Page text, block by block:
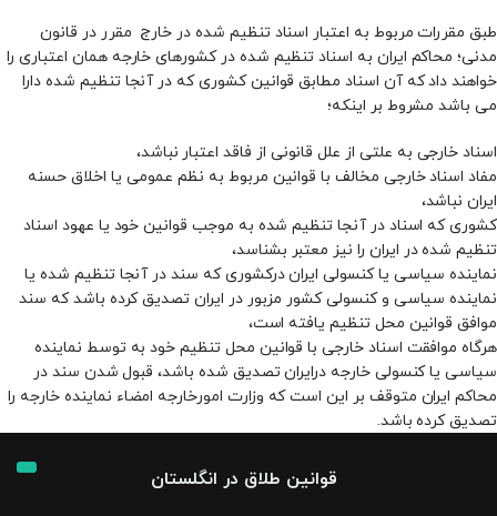
طبق مقررات مربوط به اعتبار اسناد تنظیم شده در خارج مقرر در قانون
مدنی؛ محاکم ایران به اسناد تنظیم شده در کشورهای خارجه همان اعتباری را
خواهند داد که آن اسناد مطابق قوانین کشوری که در آنجا تنظیم شده دارا
می‌ باشد مشروط بر اینکه؛
اسناد خارجی به علتی از علل قانونی از فاقد اعتبار نباشد،
مفاد اسناد خارجی مخالف با قوانین مربوط به نظم عمومی یا اخلاق حسنه
ایران نباشد،
کشوری که اسناد در آنجا تنظیم شده به موجب قوانین خود یا عهود اسناد
تنظیم شده در ایران را نیز معتبر بشناسد،
نماینده سیاسی یا کنسولی ایران درکشوری که سند در آنجا تنظیم شده یا
نماینده سیاسی و کنسولی کشور مزبور در ایران تصدیق کرده باشد که سند
موافق قوانین محل تنظیم یافته است،
هرگاه موافقت اسناد خارجی با قوانین محل تنظیم خود به توسط نماینده
سیاسی یا کنسولی خارجه درایران تصدیق شده باشد، قبول شدن سند در
محاکم ایران متوقف بر این است که وزارت امورخارجه امضاء نماینده خارجه را
تصدیق کرده باشد.
قوانین طلاق در انگلستان